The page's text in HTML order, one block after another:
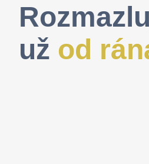
už od